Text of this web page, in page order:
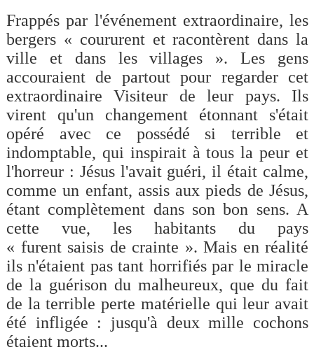
Frappés par l'événement extraordinaire, les
bergers « coururent et racontèrent dans la
ville et dans les villages ». Les gens
accouraient de partout pour regarder cet
extraordinaire Visiteur de leur pays. Ils
virent qu'un changement étonnant s'était
opéré avec ce possédé si terrible et
indomptable, qui inspirait à tous la peur et
l'horreur : Jésus l'avait guéri, il était calme,
comme un enfant, assis aux pieds de Jésus,
étant complètement dans son bon sens. A
cette vue, les habitants du pays
« furent saisis de crainte ». Mais en réalité
ils n'étaient pas tant horrifiés par le miracle
de la guérison du malheureux, que du fait
de la terrible perte matérielle qui leur avait
été infligée : jusqu'à deux mille cochons
étaient morts...